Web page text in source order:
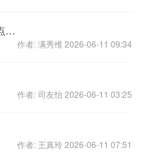
《暗黑女王》安卓30服12月30日11点震撼开启
作者: 满秀维 2026-06-11 09:34
作者: 司友怡 2026-06-11 03:25
作者: 王真玲 2026-06-11 07:51